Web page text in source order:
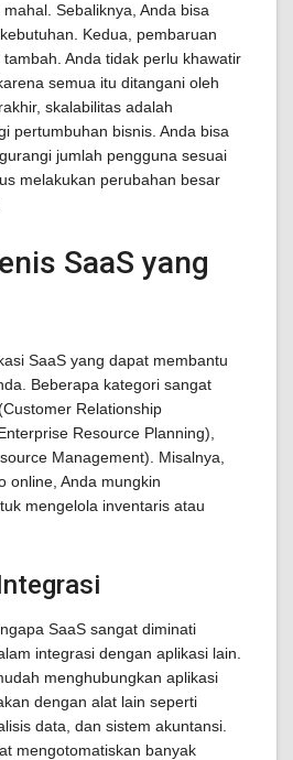
Sebaliknya, Anda bisa
Kedua, pembaruan
Anda tidak perlu khawatir
semua itu ditangani oleh
skalabilitas adalah
pertumbuhan bisnis. Anda bisa
jumlah pengguna sesuai
melakukan perubahan besar
SaaS yang
SaaS yang dapat membantu
Beberapa kategori sangat
Relationship
Resource Planning),
Management). Misalnya,
online, Anda mungkin
mengelola inventaris atau
SaaS sangat diminati
integrasi dengan aplikasi lain.
menghubungkan aplikasi
dengan alat lain seperti
data, dan sistem akuntansi.
mengotomatiskan banyak